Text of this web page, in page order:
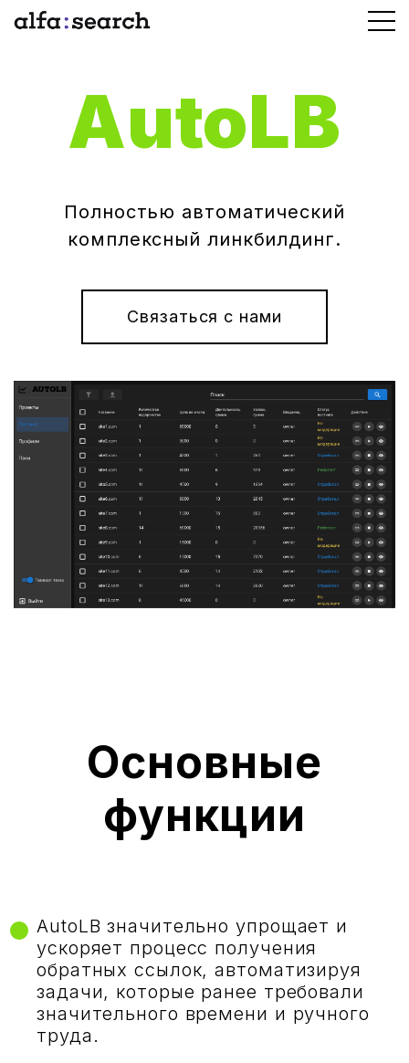
AutoLB
Полностью автоматический
комплексный линкбилдинг.
Связаться с нами
Основные
функции
AutoLB значительно упрощает и
ускоряет процесс получения
обратных ссылок, автоматизируя
задачи, которые ранее требовали
значительного времени и ручного
труда.